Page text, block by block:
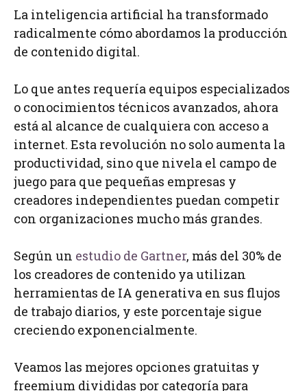
La inteligencia artificial ha transformado
radicalmente cómo abordamos la producción
de contenido digital.
Lo que antes requería equipos especializados
o conocimientos técnicos avanzados, ahora
está al alcance de cualquiera con acceso a
internet. Esta revolución no solo aumenta la
productividad, sino que nivela el campo de
juego para que pequeñas empresas y
creadores independientes puedan competir
con organizaciones mucho más grandes.
Según un estudio de Gartner, más del 30% de
los creadores de contenido ya utilizan
herramientas de IA generativa en sus flujos
de trabajo diarios, y este porcentaje sigue
creciendo exponencialmente.
Veamos las mejores opciones gratuitas y
freemium divididas por categoría para